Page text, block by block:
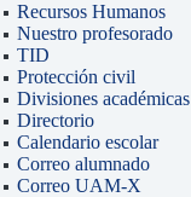
Recursos Humanos
Nuestro profesorado
TID
Protección civil
Divisiones académicas
Directorio
Calendario escolar
Correo alumnado
Correo UAM-X